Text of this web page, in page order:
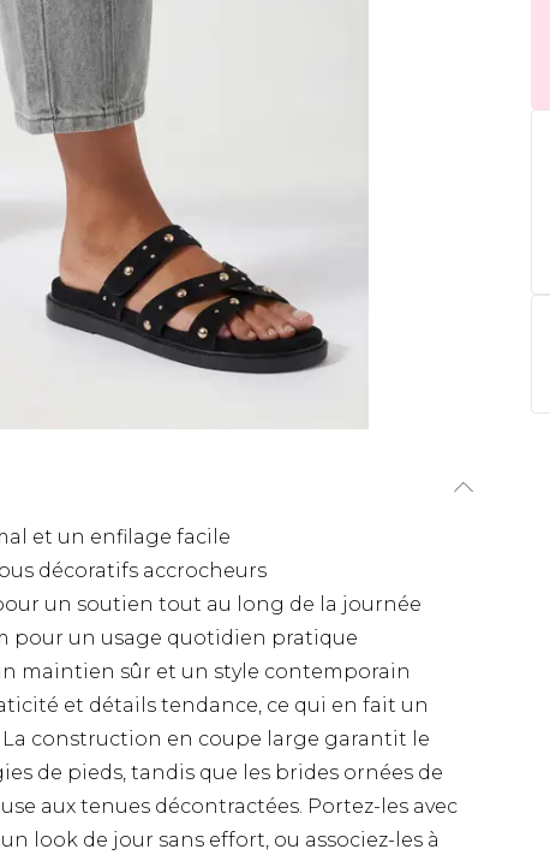
et un enfilage facile
décoratifs accrocheurs
un soutien tout au long de la journée
pour un usage quotidien pratique
maintien sûr et un style contemporain
et détails tendance, ce qui en fait un
construction en coupe large garantit le
de pieds, tandis que les brides ornées de
aux tenues décontractées. Portez-les avec
look de jour sans effort, ou associez-les à